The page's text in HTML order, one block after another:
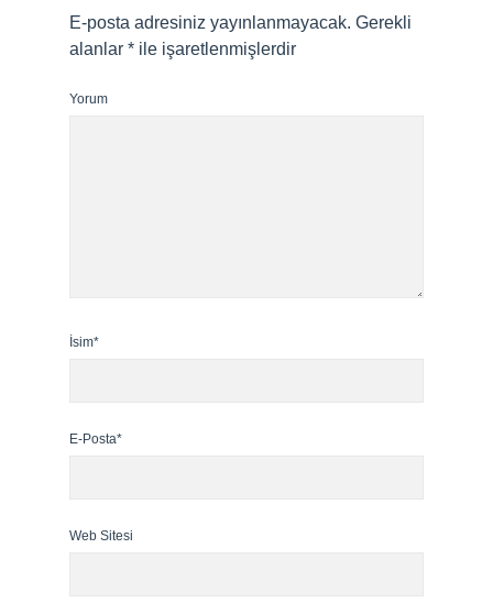
E-posta adresiniz yayınlanmayacak. Gerekli
alanlar * ile işaretlenmişlerdir
Yorum
İsim*
E-Posta*
Web Sitesi